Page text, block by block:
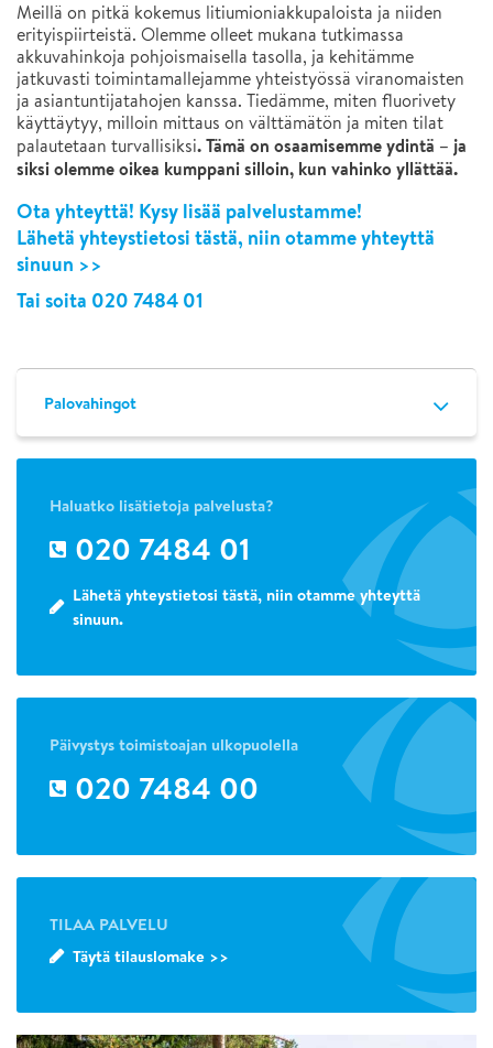
Meillä on pitkä kokemus litiumioniakkupaloista ja niiden
erityispiirteistä. Olemme olleet mukana tutkimassa
akkuvahinkoja pohjoismaisella tasolla, ja kehitämme
jatkuvasti toimintamallejamme yhteistyössä viranomaisten
ja asiantuntijatahojen kanssa. Tiedämme, miten fluorivety
käyttäytyy, milloin mittaus on välttämätön ja miten tilat
palautetaan turvallisiksi. Tämä on osaamisemme ydintä – ja
siksi olemme oikea kumppani silloin, kun vahinko yllättää.
Ota yhteyttä! Kysy lisää palvelustamme!
Lähetä yhteystietosi tästä, niin otamme yhteyttä
sinuun >>
Tai soita 020 7484 01
Palovahingot
Haluatko lisätietoja palvelusta?
020 7484 01
Lähetä yhteystietosi tästä, niin otamme yhteyttä
sinuun.
Päivystys toimistoajan ulkopuolella
020 7484 00
TILAA PALVELU
Täytä tilauslomake >>